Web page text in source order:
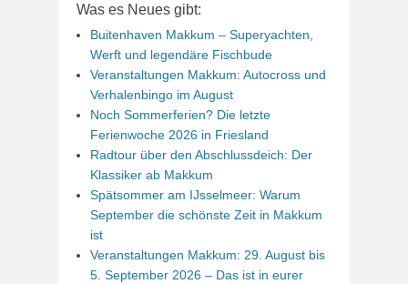
Was es Neues gibt:
Buitenhaven Makkum – Superyachten,
Werft und legendäre Fischbude
Veranstaltungen Makkum: Autocross und
Verhalenbingo im August
Noch Sommerferien? Die letzte
Ferienwoche 2026 in Friesland
Radtour über den Abschlussdeich: Der
Klassiker ab Makkum
Spätsommer am IJsselmeer: Warum
September die schönste Zeit in Makkum
ist
Veranstaltungen Makkum: 29. August bis
5. September 2026 – Das ist in eurer